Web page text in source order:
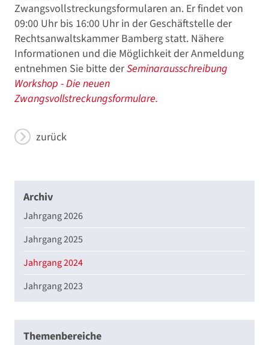
Zwangsvollstreckungsformularen an. Er findet von
09:00 Uhr bis 16:00 Uhr in der Geschäftstelle der
Rechtsanwaltskammer Bamberg statt. Nähere
Informationen und die Möglichkeit der Anmeldung
entnehmen Sie bitte derSeminarausschreibung
Workshop - Die neuen
Zwangsvollstreckungsformulare.
zurück
Archiv
Jahrgang 2026
Jahrgang 2025
Jahrgang 2024
Jahrgang 2023
Themenbereiche